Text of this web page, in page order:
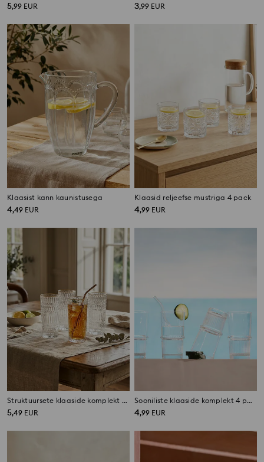
5,99 EUR 3,99 EUR
Klaasist kann kaunistusega
4,49 EUR
Klaasid reljeefse mustriga 4 pack
4,99 EUR
Struktuursete klaaside komplekt kuldse äärega 4 pack
5,49 EUR
Sooniliste klaaside komplekt 4 pack
4,99 EUR